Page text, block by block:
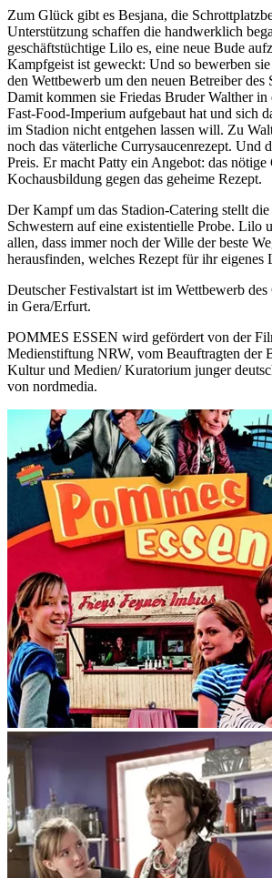
Zum Glück gibt es Besjana, die
Unterstützung schaffen die handwerklich
geschäftstüchtige Lilo es, eine neue Bude
Kampfgeist ist geweckt: Und so bewerben
den Wettbewerb um den neuen Betreiber des
Damit kommen sie Friedas Bruder Walther in
Fast-Food-Imperium aufgebaut hat und sich
im Stadion nicht entgehen lassen will. Zu
noch das väterliche Currysaucenrezept. Und
Preis. Er macht Patty ein Angebot: das
Kochausbildung gegen das geheime Rezept.
Der Kampf um das Stadion-Catering stellt
Schwestern auf eine existentielle Probe. Lilo
allen, dass immer noch der Wille der beste
herausfinden, welches Rezept für ihr eigenes
Deutscher Festivalstart ist im Wettbewerb
in Gera/Erfurt.
POMMES ESSEN wird gefördert von der
Medienstiftung NRW, vom Beauftragten der
Kultur und Medien/ Kuratorium junger
von nordmedia.